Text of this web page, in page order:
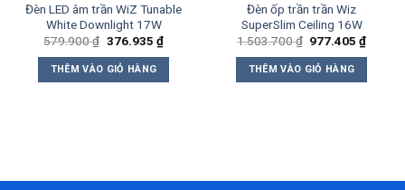
Đèn LED âm trần WiZ Tunable
White Downlight 17W
579.900₫ Giá
là:
579.900 ₫.
376.935 ₫Giá
hiện
376.935 ₫.
THÊM VÀO GIỎ HÀNG
Đèn ốp trần trần Wiz
SuperSlim Ceiling 16W
1.503.700₫ Giá
là:
1.503.700 ₫.
977.405₫Giá
THÊM VÀO GIỎ HÀNG